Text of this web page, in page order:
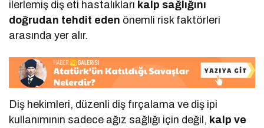
ilerlemiş diş eti hastalıkları kalp sağlığını
doğrudan tehdit eden önemli risk faktörleri
arasında yer alır.
Diş hekimleri, düzenli diş fırçalama ve diş ipi
kullanımının sadece ağız sağlığı için değil, kalp ve